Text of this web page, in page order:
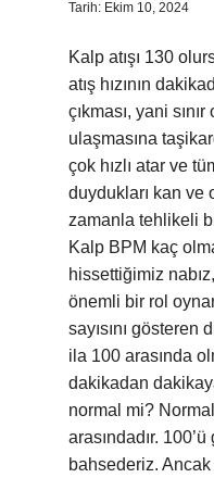
Tarih: Ekim 10, 2024
Kalp atışı 130
atış hızının
çıkması, yani
ulaşmasına
çok hızlı atar ve
duydukları kan ve
zamanla tehlikeli
Kalp BPM kaç
hissettiğimiz
önemli bir rol
sayısını gösteren
ila 100 arasında
dakikadan
normal mi?
arasındadır.
bahsederiz.